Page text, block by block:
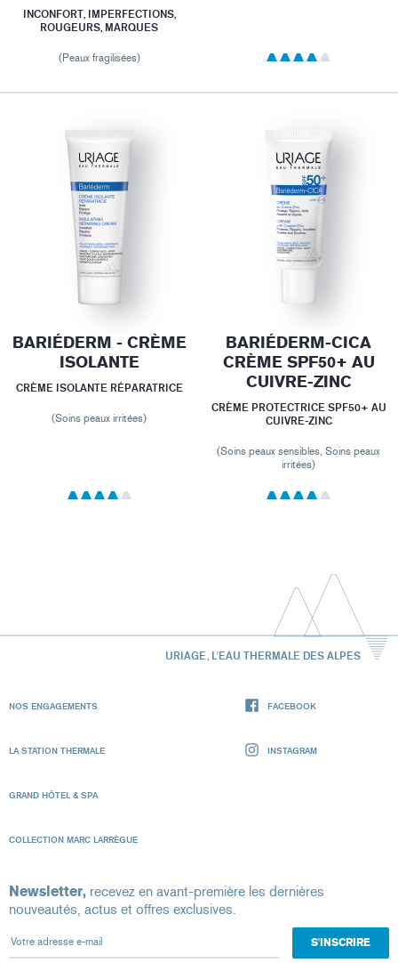
INCONFORT, IMPERFECTIONS,
ROUGEURS, MARQUES
(Peaux fragilisées)
BARIÉDERM - CRÈME
ISOLANTE
CRÈME ISOLANTE RÉPARATRICE
(Soins peaux irritées)
BARIÉDERM-CICA
CRÈME SPF50+ AU
CUIVRE-ZINC
CRÈME PROTECTRICE SPF50+ AU
CUIVRE-ZINC
(Soins peaux sensibles, Soins peaux
irritées)
URIAGE, L'EAU THERMALE DES ALPES
NOS ENGAGEMENTS
LA STATION THERMALE
GRAND HÔTEL & SPA
COLLECTION MARC LARRÈGUE
FACEBOOK
INSTAGRAM
Newsletter, recevez en avant-première les dernières
nouveautés, actus et offres exclusives.
Votre adresse e-mail